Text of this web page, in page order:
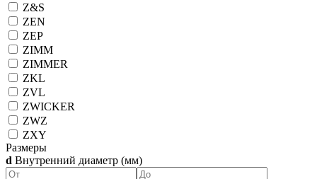
Z&S
ZEN
ZEP
ZIMM
ZIMMER
ZKL
ZVL
ZWICKER
ZWZ
ZXY
Размеры
d Внутренний диаметр (мм)